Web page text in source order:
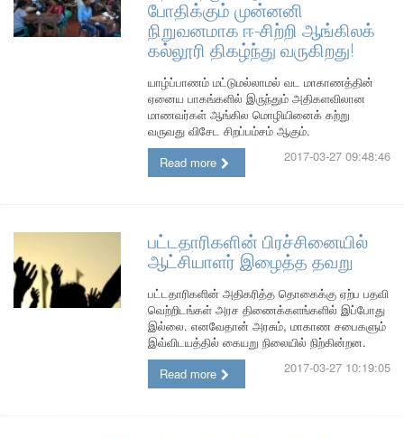
போதிக்கும் முன்னனி
நிறுவனமாக ஈ-சிற்றி ஆங்கிலக்
கல்லூரி திகழ்ந்து வருகிறது!
யாழ்ப்பாணம் மட்டுமல்லாமல் வட மாகாணத்தின்
ஏனைய பாகங்களில் இருந்தும் அதிகளவிலான
மாணவர்கள் ஆங்கில மொழியினைக் கற்று
வருவது விசேட சிறப்பம்சம் ஆகும்.
Read more
2017-03-27 09:48:46
பட்டதாரிகளின் பிரச்சினையில்
ஆட்சியாளர் இழைத்த தவறு
பட்டதாரிகளின் அதிகரித்த தொகைக்கு ஏற்ப பதவி
வெற்றிடங்கள் அரச திணைக்களங்களில் இப்போது
இல்லை. எனவேதான் அரசும், மாகாண சபைகளும்
இவ்விடயத்தில் கையறு நிலையில் நிற்கின்றன.
Read more
2017-03-27 10:19:05